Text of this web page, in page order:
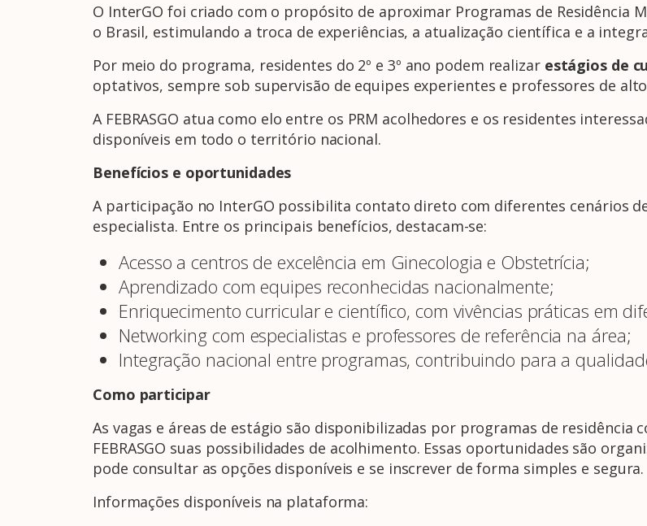
O InterGO foi criado com o propósito de aproximar Programas de Residência
o Brasil, estimulando a troca de experiências, a atualização científica e a
Por meio do programa, residentes do 2º e 3º ano podem realizar estágios de
optativos, sempre sob supervisão de equipes experientes e professores de
A FEBRASGO atua como elo entre os PRM acolhedores e os residentes
disponíveis em todo o território nacional.
Benefícios e oportunidades
A participação no InterGO possibilita contato direto com diferentes cenários
especialista. Entre os principais benefícios, destacam-se:
Acesso a centros de excelência em Ginecologia e Obstetrícia;
Aprendizado com equipes reconhecidas nacionalmente;
Enriquecimento curricular e científico, com vivências práticas em
Networking com especialistas e professores de referência na área;
Integração nacional entre programas, contribuindo para a
Como participar
As vagas e áreas de estágio são disponibilizadas por programas de residência
FEBRASGO suas possibilidades de acolhimento. Essas oportunidades são
pode consultar as opções disponíveis e se inscrever de forma simples e segura.
Informações disponíveis na plataforma: